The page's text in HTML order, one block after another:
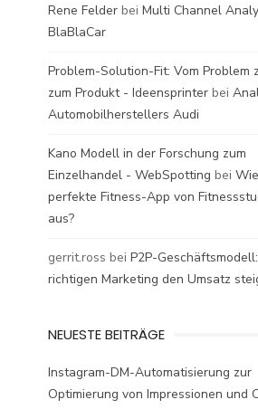
Rene Felder bei Multi Channel
BlaBlaCar
Problem-Solution-Fit: Vom Problem
zum Produkt - Ideensprinter bei
Automobilherstellers Audi
Kano Modell in der Forschung zum
Einzelhandel - WebSpotting bei
perfekte Fitness-App von
aus?
gerrit.ross bei P2P-
richtigen Marketing den Umsatz
NEUESTE BEITRÄGE
Instagram-DM-Automatisierung zur
Optimierung von Impressionen und